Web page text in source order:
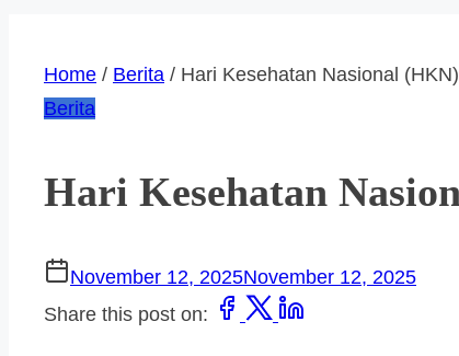
Home / Berita / Hari Kesehatan Nasional
Berita
Hari Kesehatan
November 12, 2025November 12, 2025
Share this post on: